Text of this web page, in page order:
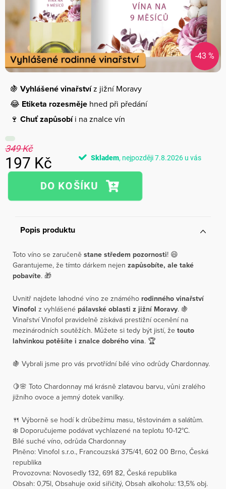
-43 %
🍇 Vyhlášené vinařstvíz jižní Moravy
😂 Etiketa rozesměje hned při předání
🍷 Chuť zapůsobíi na znalce vín
349 Kč
197 Kč
Měrná
Skladem 7.8.2026
Popis produktu
Toto víno se zaručeně stane středem pozornosti! 😄
Garantujeme, že tímto dárkem nejen zapůsobíte, ale také
pobavíte. 🎁
Uvnitř najdete lahodné víno ze známého rodinného vinařství
Vinofol z vyhlášené pálavské oblasti z jižní Moravy. 🍇
Vinařství Vinofol pravidelně získává prestižní ocenění na
mezinárodních soutěžích. Můžete si tedy být jistí, že touto
lahvinkou potěšíte i znalce dobrého vína. 🏆
🍇 Vybrali jsme pro vás prvotřídní bílé víno odrůdy Chardonnay.
🍋🌸 Toto Chardonnay má krásně zlatavou barvu, vůni zralého
jižního ovoce a jemný dotek vanilky.
🍴 Výborně se hodí k drůbežímu masu, těstovinám a salátům.
❄️ Doporučujeme podávat vychlazené na teplotu 10-12°C.
Bílé suché víno, odrůda Chardonnay
Plněno: Vinofol s.r.o., Francouzská 375/41, 602 00 Brno, Česká
republika
Provozovna: Novosedly 132, 691 82, Česká republika
Obsah: 0,75l, Obsahuje oxid siřičitý, Obsah alkoholu: 13,5% obj.